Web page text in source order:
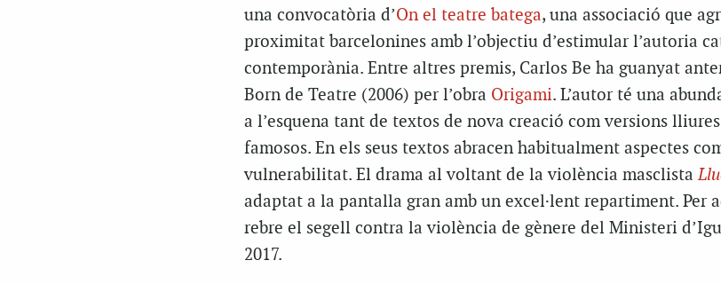
una convocatòria d’On el teatre batega, una associació que
proximitat barcelonines amb l’objectiu d’estimular l’autoria
contemporània. Entre altres premis, Carlos Be ha guanyat
Born de Teatre (2006) per l’obra Origami. L’autor té una
a l’esquena tant de textos de nova creació com versions
famosos. En els seus textos abracen habitualment aspectes
vulnerabilitat. El drama al voltant de la violència masclista
adaptat a la pantalla gran amb un excel·lent repartiment. Per
rebre el segell contra la violència de gènere del Ministeri
2017.